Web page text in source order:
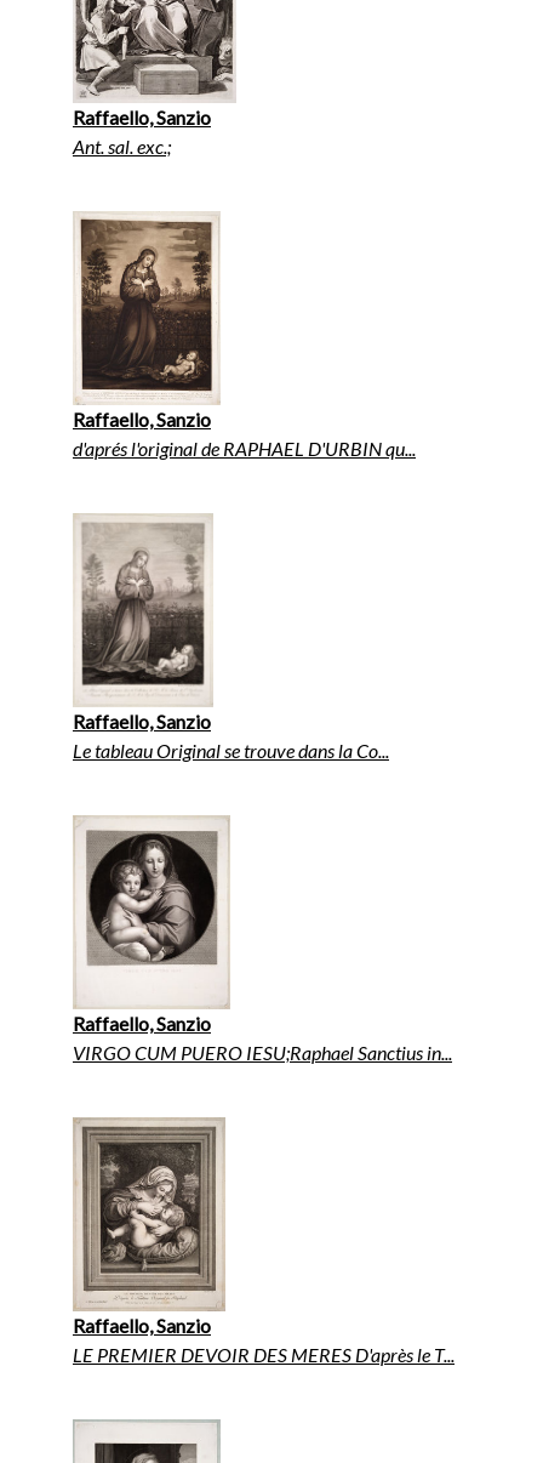
Raffaello, Sanzio
Ant. sal. exc.;
Raffaello, Sanzio
d'aprés l'original de RAPHAEL D'URBIN qu...
Raffaello, Sanzio
Le tableau Original se trouve dans la Co...
Raffaello, Sanzio
VIRGO CUM PUERO IESU;Raphael Sanctius in...
Raffaello, Sanzio
LE PREMIER DEVOIR DES MERES D'après le T...